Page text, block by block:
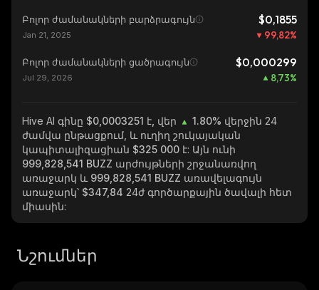
Բոլոր ժամանակների բարձրագույն $0,1855
Jan 21, 2025 99,82%
Բոլոր ժամանակների ցածրագույն $0,000299
Jul 29, 2026 8,73%
Hive AI գինը $0,0003251 է, վեր 1.80% վերջին 24
ժամվա ընթացքում, և ուղիղ շուկայական
կապիտալիզացիան $325 000 է: Այն ունի
999,828,541 BUZZ արժույթների շրջանառվող
առաջարկ և 999,828,541 BUZZ առավելագույն
առաջարկ՝ $347,84 24ժ գործարքային ծավալի հետ
միասին:
Նշումներ